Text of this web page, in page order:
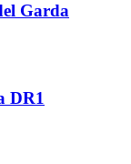
Garda
DR1